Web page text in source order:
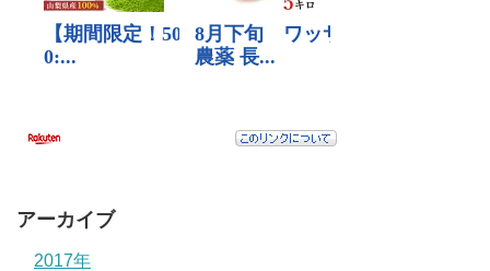
アーカイブ
2017年